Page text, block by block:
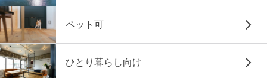
ペット可
ひとり暮らし向け